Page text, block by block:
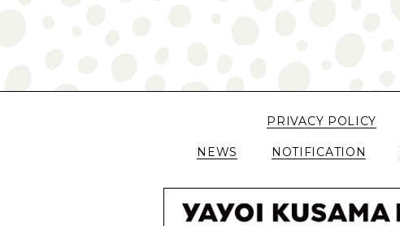
PRIVACY POLICY
NEWS NOTIFICATION